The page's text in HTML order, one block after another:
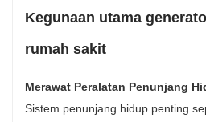
Kegunaan utama
rumah sakit
Merawat Peralatan Penunjang
Sistem penunjang hidup penting